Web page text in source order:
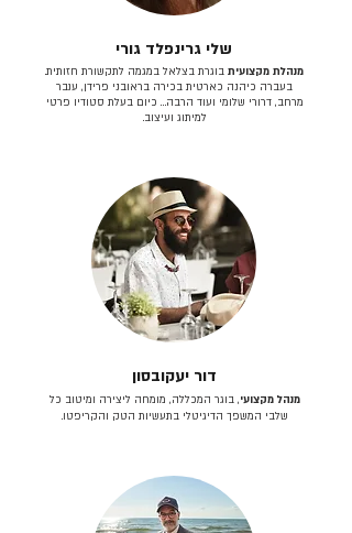
שלי גרינפלד גורי
מנהלת מקצועית בוגרת בצלאל במגמה לתקשורת חזותית.
בעברה כיהנה כארטית בכירה בראובני פרידן, ענבר
מרחב, דרורי שלומי ועוד הרבה… כיום בעלת סטודיו פרטי
למיתוג ועיצוב.
דור יעקובסון
מנהל מקצועי, בוגר המכללה, מומחה ליצירה ומיטוב כל
שלבי המשפך הדיגיטלי בתעשיות הטק והקריפטו.